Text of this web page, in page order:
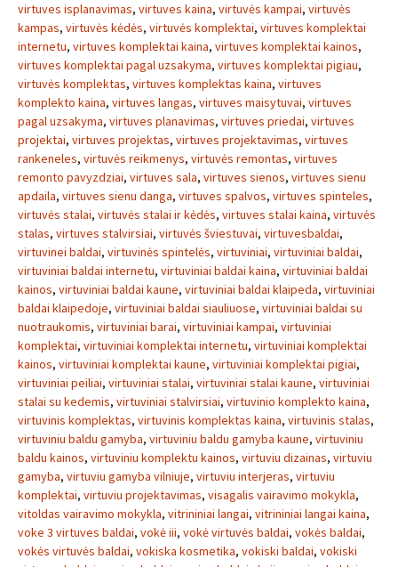
virtuves isplanavimas, virtuves kaina, virtuvės kampai, virtuvės
kampas, virtuvės kėdės, virtuvės komplektai, virtuves komplektai
internetu, virtuves komplektai kaina, virtuves komplektai kainos,
virtuves komplektai pagal uzsakyma, virtuves komplektai pigiau,
virtuvės komplektas, virtuves komplektas kaina, virtuves
komplekto kaina, virtuves langas, virtuves maisytuvai, virtuves
pagal uzsakyma, virtuves planavimas, virtuves priedai, virtuves
projektai, virtuves projektas, virtuves projektavimas, virtuves
rankeneles, virtuvės reikmenys, virtuvės remontas, virtuves
remonto pavyzdziai, virtuves sala, virtuves sienos, virtuves sienu
apdaila, virtuves sienu danga, virtuves spalvos, virtuves spinteles,
virtuvės stalai, virtuvės stalai ir kėdės, virtuves stalai kaina, virtuvės
stalas, virtuves stalvirsiai, virtuvės šviestuvai, virtuvesbaldai,
virtuvinei baldai, virtuvinės spintelės, virtuviniai, virtuviniai baldai,
virtuviniai baldai internetu, virtuviniai baldai kaina, virtuviniai baldai
kainos, virtuviniai baldai kaune, virtuviniai baldai klaipeda, virtuviniai
baldai klaipedoje, virtuviniai baldai siauliuose, virtuviniai baldai su
nuotraukomis, virtuviniai barai, virtuviniai kampai, virtuviniai
komplektai, virtuviniai komplektai internetu, virtuviniai komplektai
kainos, virtuviniai komplektai kaune, virtuviniai komplektai pigiai,
virtuviniai peiliai, virtuviniai stalai, virtuviniai stalai kaune, virtuviniai
stalai su kedemis, virtuviniai stalvirsiai, virtuvinio komplekto kaina,
virtuvinis komplektas, virtuvinis komplektas kaina, virtuvinis stalas,
virtuviniu baldu gamyba, virtuviniu baldu gamyba kaune, virtuviniu
baldu kainos, virtuviniu komplektu kainos, virtuviu dizainas, virtuviu
gamyba, virtuviu gamyba vilniuje, virtuviu interjeras, virtuviu
komplektai, virtuviu projektavimas, visagalis vairavimo mokykla,
vitoldas vairavimo mokykla, vitrininiai langai, vitrininiai langai kaina,
voke 3 virtuves baldai, vokė iii, vokė virtuvės baldai, vokės baldai,
vokės virtuvės baldai, vokiska kosmetika, vokiski baldai, vokiski